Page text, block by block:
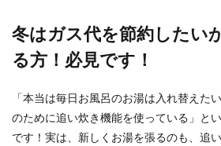
か？季節によってか
が、実際にどのく...
寝る時の音楽の
が悪い人はぜひ
冬はガス代を節約したい
る方！必見です！
「本当は毎日お風呂のお湯は入れ替えた
のために追い炊き機能を使っている」と
です！実は、新しくお湯を張るのも、追